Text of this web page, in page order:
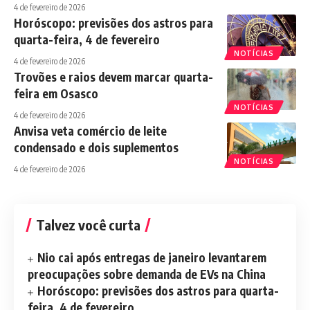
4 de fevereiro de 2026
NOTÍCIAS
Horóscopo: previsões dos astros para
quarta-feira, 4 de fevereiro
4 de fevereiro de 2026
NOTÍCIAS
Trovões e raios devem marcar quarta-
feira em Osasco
4 de fevereiro de 2026
NOTÍCIAS
Anvisa veta comércio de leite
condensado e dois suplementos
4 de fevereiro de 2026
Talvez você curta
Nio cai após entregas de janeiro levantarem
preocupações sobre demanda de EVs na China
Horóscopo: previsões dos astros para quarta-